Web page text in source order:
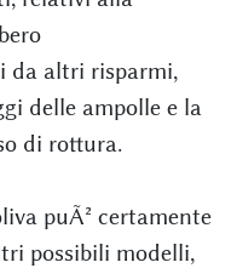
da altri risparmi,
delle ampolle e la
di rottura.
puÃ² certamente
possibili modelli,